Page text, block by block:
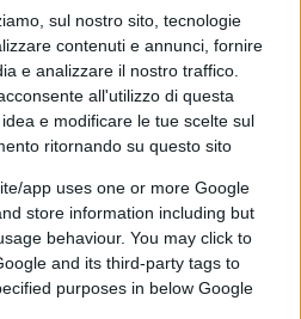
sul nostro sito, tecnologie
contenuti e annunci, fornire
e analizzare il nostro traffico.
all'utilizzo di questa
e modificare le tue scelte sul
ritornando su questo sito
app uses one or more Google
store information including but
behaviour. You may click to
and its third-party tags to
purposes in below Google
africani delle colonie. I neri
che si stavano
Che recitavano nei
e università. Mi
da noi non esistono tante
con la carnagione un po’
salafita, wahabita, dei
delle canaglie degli
che covava sotto pelle